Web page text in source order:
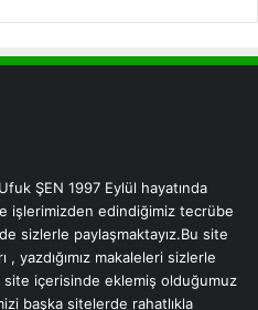
ŞEN 1997 Eylül hayatında
işlerimizden edindiğimiz tecrübe
sizlerle paylaşmaktayız.Bu site
yazdığımız makaleleri sizlerle
site içerisinde eklemiş olduğumuz
başka sitelerde rahatlıkla